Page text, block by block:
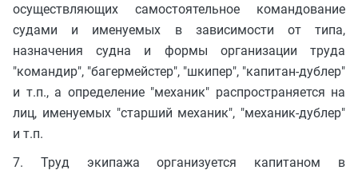
осуществляющих самостоятельное командование
судами и именуемых в зависимости от типа,
назначения судна и формы организации труда
"командир", "багермейстер", "шкипер", "капитан-дублер"
и т.п., а определение "механик" распространяется на
лиц, именуемых "старший механик", "механик-дублер"
и т.п.
7. Труд экипажа организуется капитаном в